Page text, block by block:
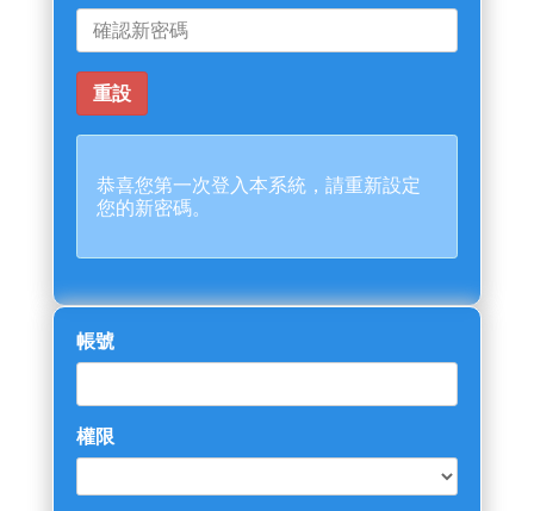
恭喜您第一次登入本系統，請重新設定
您的新密碼。
帳號
權限